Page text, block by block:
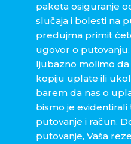
paketa osiguranje
slučaja i bolesti na
predujma primit
ugovor o
ljubazno molimo da
kopiju uplate ili
barem da nas o
bismo je
putovanje i račun.
putovanje, Vaša